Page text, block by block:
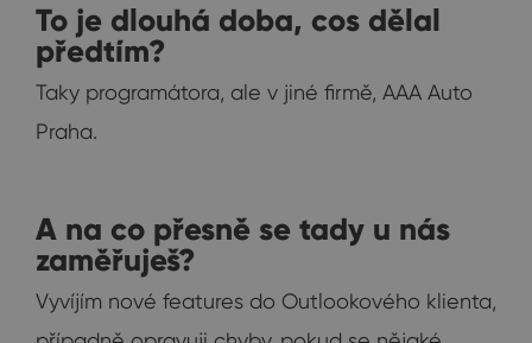
To je dlouhá doba, cos dělal
předtím?
Taky programátora, ale v jiné firmě, AAA Auto
Praha.
A na co přesně se tady u nás
zaměřuješ?
Vyvíjím nové features do Outlookového klienta,